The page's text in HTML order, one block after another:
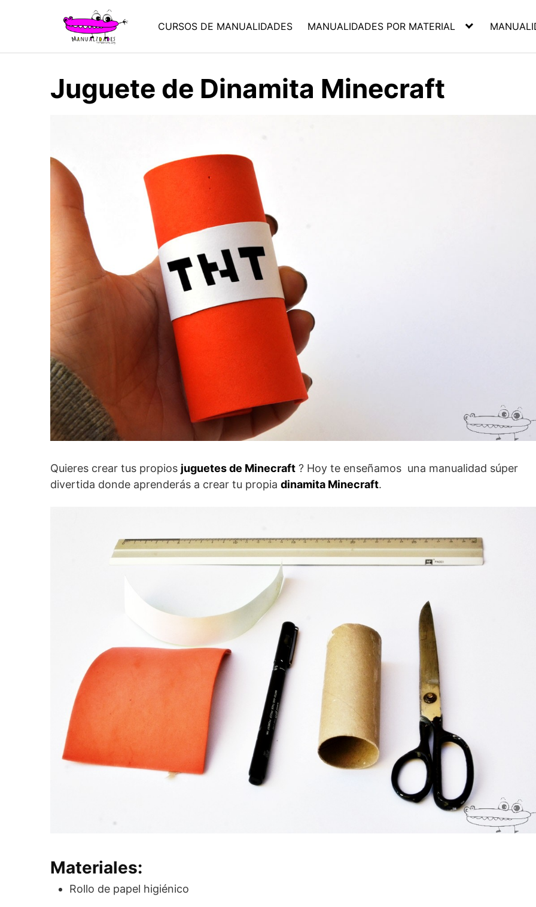
CURSOS DE MANUALIDADES MANUALIDADES POR MATERIAL
Juguete de Dinamita Minecraft
Quieres crear tus propios juguetes de Minecraft ? Hoy te enseñamos una manualidad súper
divertida donde aprenderás a crear tu propia dinamita Minecraft.
Materiales:
Rollo de papel higiénico